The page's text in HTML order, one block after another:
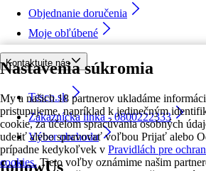
Nastavenia súkromia
My a našich 18 partnerov ukladáme
pristupujeme, napríklad k jedinečným
cookie, za účelom spracúvania osobných
udeliť alebo spravovať voľbou Prijať alebo
prípadne kedykoľvek v Pravidlách pre
cookies. Tieto voľby oznámime našim
Objednanie doručenia
Moje obľúbené
Kontaktujte nás
Tesco.sk
Zákaznícka linka - 0800222333
Výber obchodu
followUs